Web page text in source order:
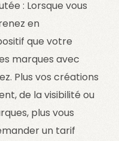
: Lorsque vous
en
que votre
marques avec
Plus vos créations
de la visibilité ou
plus vous
un tarif